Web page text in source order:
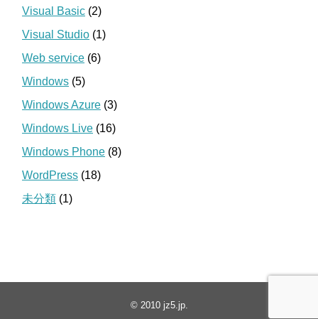
Visual Basic (2)
Visual Studio (1)
Web service (6)
Windows (5)
Windows Azure (3)
Windows Live (16)
Windows Phone (8)
WordPress (18)
未分類 (1)
© 2010 jz5.jp.